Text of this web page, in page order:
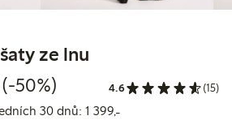
ze lnu
cena: 1 000,00 Kč
cena: 1 999,00 Kč
sleva
(-50%) 4.6 (15)
30 dnů: 1 399,-Nejnižší cena za